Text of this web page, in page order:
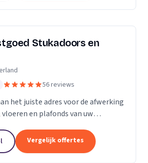
Stukadoors en
56 reviews
het juiste adres voor de afwerking
vloeren en plafonds van uw
we dan ook de klus vakkundig
Vergelijk offertes